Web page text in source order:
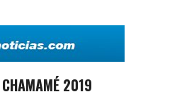
CHAMAMÉ 2019